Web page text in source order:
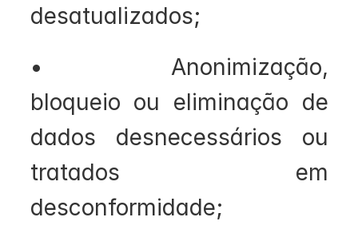
desatualizados;
•       Anonimização,
bloqueio ou eliminação de
dados desnecessários ou
tratados em
desconformidade;